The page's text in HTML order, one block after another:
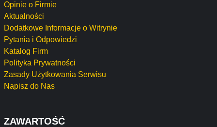
Opinie o Firmie
Aktualności
Dodatkowe Informacje o Witrynie
Pytania i Odpowiedzi
Katalog Firm
Polityka Prywatności
Zasady Użytkowania Serwisu
Napisz do Nas
ZAWARTOŚĆ